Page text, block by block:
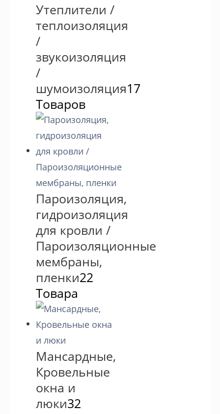
Утеплители /
теплоизоляция
/
звукоизоляция
/
шумоизоляция17
Товаров
Пароизоляция,
гидроизоляция
для кровли /
Пароизоляционные
мембраны,
пленки22
Товара
Мансардные,
Кровельные
окна и
люки32